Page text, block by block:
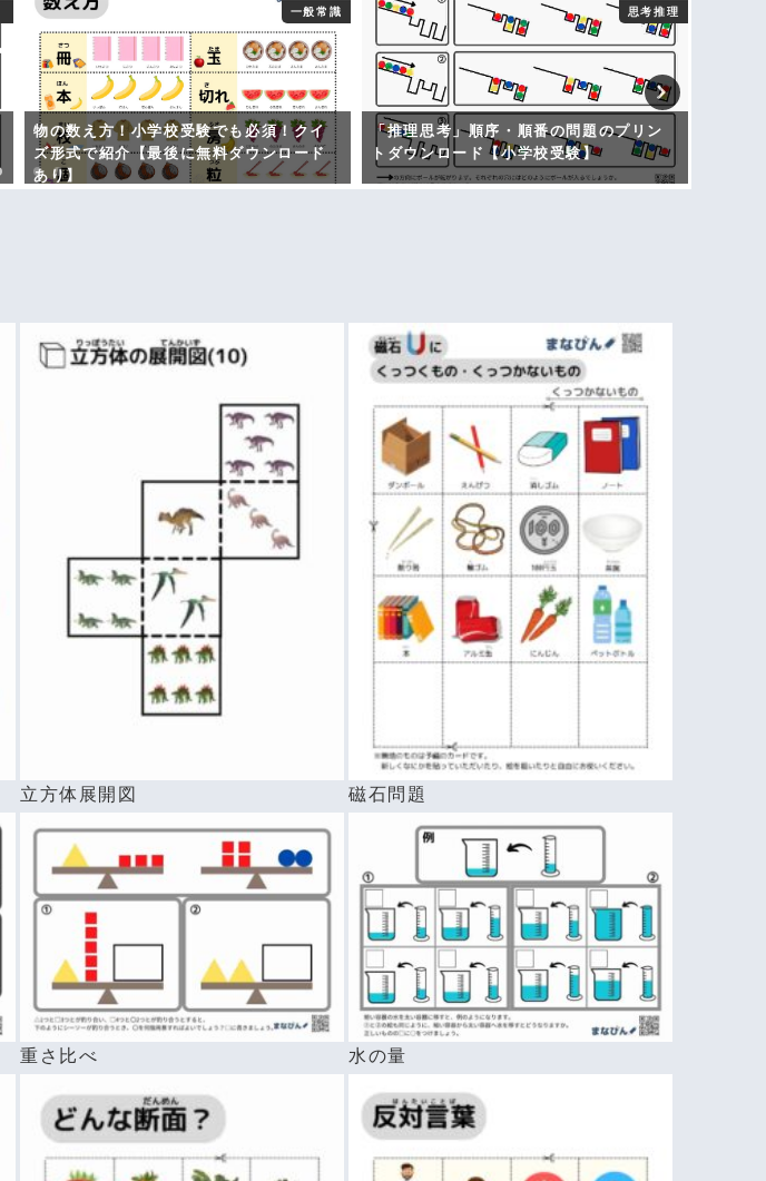
一般常識
物の数え方！小学校受験でも必須！クイ
ズ形式で紹介【最後に無料ダウンロード
あり】
思考推理
「推理思考」順序・順番の問題のプリン
トダウンロード【小学校受験】
立方体展開図 磁石問題
重さ比べ 水の量